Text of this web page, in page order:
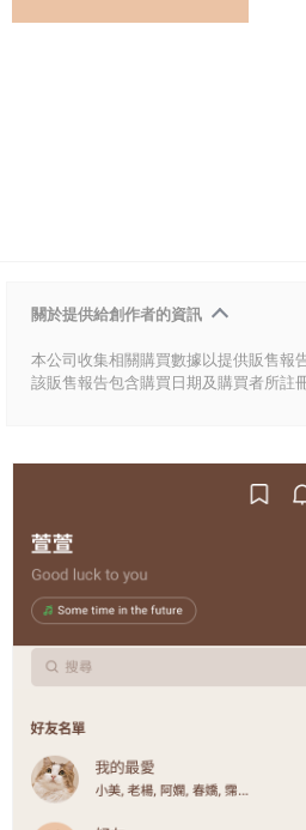
關於提供給創作者的資訊
本公司收集相關購買數據以提供販售報
該販售報告包含購買日期及購買者所註